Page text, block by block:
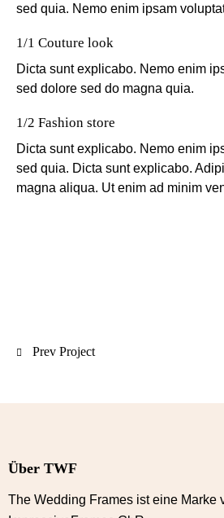
sed quia. Nemo enim ipsam
1/1 Couture look
Dicta sunt explicabo. Nemo enim
sed dolore sed do magna quia.
1/2 Fashion store
Dicta sunt explicabo. Nemo enim
sed quia. Dicta sunt explicabo.
magna aliqua. Ut enim ad minim
Prev Project
Über TWF
The Wedding Frames ist eine Marke